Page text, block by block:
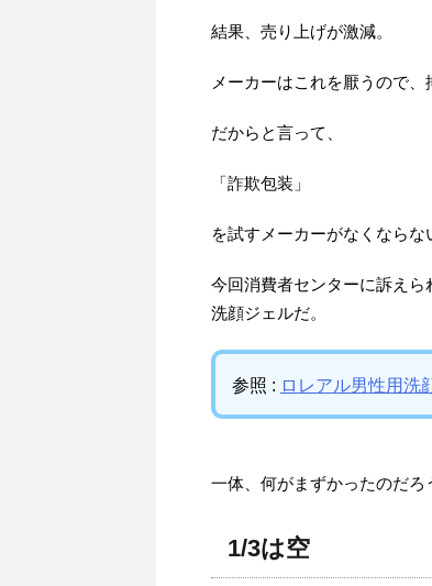
結果、売り上げが激減。
メーカーはこれを厭うので、
だからと言って、
「詐欺包装」
を試すメーカーがなくならな
今回消費者センターに訴え
洗顔ジェルだ。
参照 : ロレアル男性用洗
一体、何がまずかったのだろ
1/3は空